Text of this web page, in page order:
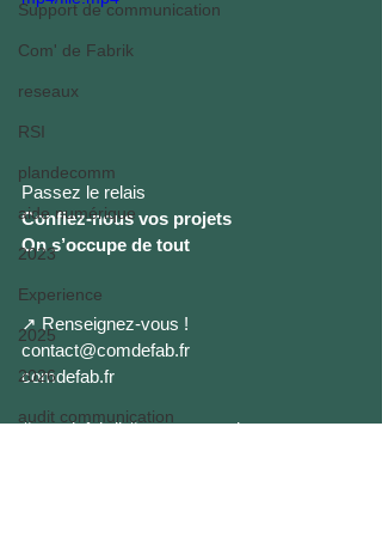
Support de communication
Com' de Fabrik
reseaux
RSI
plandecomm
aide numérique
2023
Experience
2025
2026
audit communication
Passez le relais
Confiez-nous vos projets
On s’occupe de tout
↗ Renseignez-vous !
contact@comdefab.fr
comdefab.fr
#comdefabrik#entrepreneuriat